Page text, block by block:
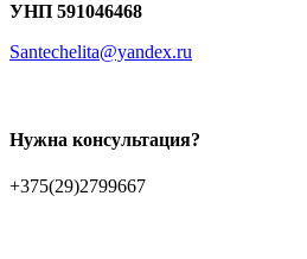
УНП 591046468
Santechelita@yandex.ru
Нужна консультация?
+375(29)2799667